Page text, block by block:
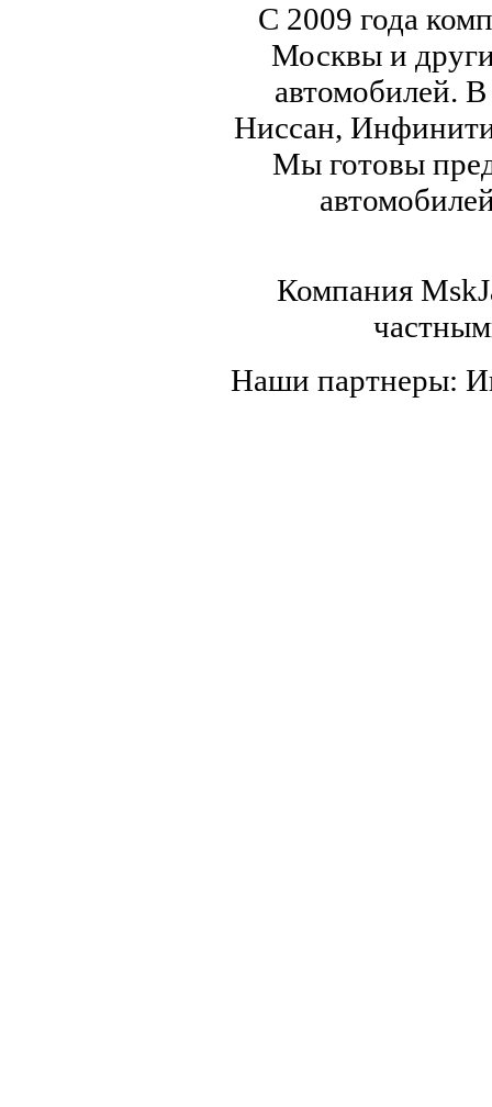
С 2009 года
Москвы и
автомобилей.
Ниссан,
Мы готовы
Компания
Наши партнеры: